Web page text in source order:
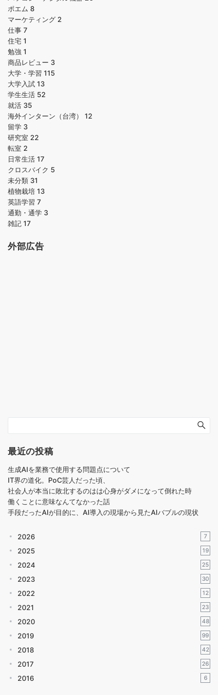
ポエム 8
マーケティング 2
仕事 7
住宅 1
勉強 1
商品レビュー 3
大学・学習 115
大学入試 13
学生生活 52
就活 35
海外インターン（台湾） 12
留学 3
研究室 22
転室 2
日常生活 17
クロスバイク 5
未分類 31
植物栽培 13
英語学習 7
通勤・通学 3
雑記 17
外部広告
最近の投稿
生成AIを業務で使用する問題点について
IT界の道化。PoC芸人だった頃、
社会人が本当に敗北するのはは心身がダメになって倒れた時
働くことに意味なんてなかった話
手段だったAIが目的に、AI導入の現場から見たAIバブルの現状
2026 7
2025 19
2024 25
2023 30
2022 12
2021 23
2020 48
2019 99
2018 42
2017 26
2016 6